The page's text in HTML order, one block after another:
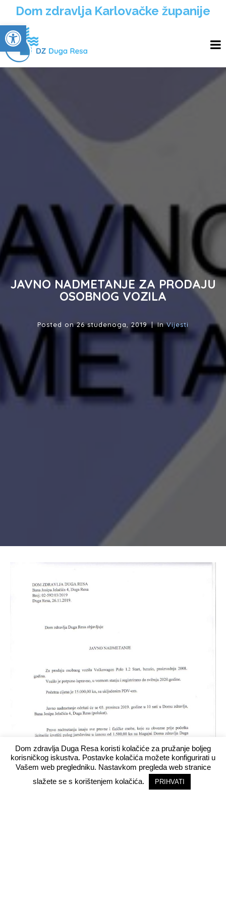
Open toolbar
Dom zdravlja Karlovačke županije
JAVNO NADMETANJE ZA PRODAJU
OSOBNOG VOZILA
Posted on26 studenoga, 2019 InVijesti
Dom zdravlja Duga Resa koristi kolačiće za pružanje boljeg
korisničkog iskustva. Postavke kolačića možete konfigurirati u
Vašem web pregledniku. Nastavkom pregleda web stranice
slažete se s korištenjem kolačića.
PRIHVATI